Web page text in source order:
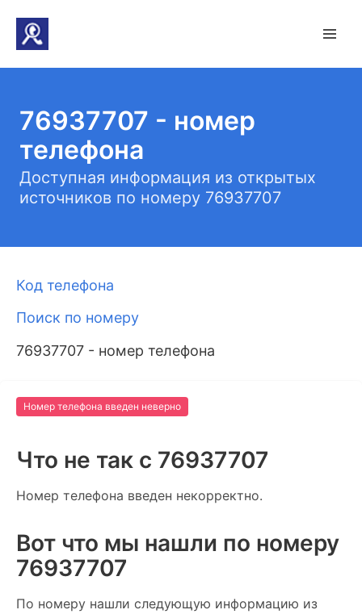
76937707 - номер
телефона
Доступная информация из открытых
источников по номеру 76937707
Код телефона
Поиск по номеру
76937707 - номер телефона
Номер телефона введен неверно
Что не так c 76937707
Номер телефона введен некорректно.
Вот что мы нашли по номеру
76937707
По номеру нашли следующую информацию из